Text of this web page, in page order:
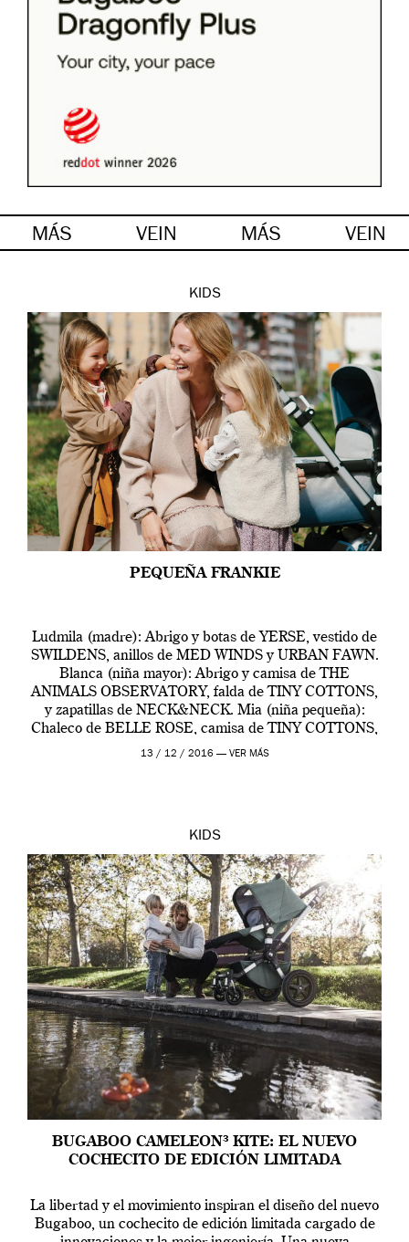
MÁS VEIN MÁS VEIN
KIDS
PEQUEÑA FRANKIE
Ludmila (madre): Abrigo y botas de YERSE, vestido de
SWILDENS, anillos de MED WINDS y URBAN FAWN.
Blanca (niña mayor): Abrigo y camisa de THE
ANIMALS OBSERVATORY, falda de TINY COTTONS,
y zapatillas de NECK&NECK. Mia (niña pequeña):
Chaleco de BELLE ROSE, camisa de TINY COTTONS,
falda de BUHO y zapatos de CLOTAIRE. BUGABOO
13 / 12 / 2016 — VER MÁS
KIDS
BUGABOO CAMELEON³ KITE: EL NUEVO
COCHECITO DE EDICIÓN LIMITADA
La libertad y el movimiento inspiran el diseño del nuevo
Bugaboo, un cochecito de edición limitada cargado de